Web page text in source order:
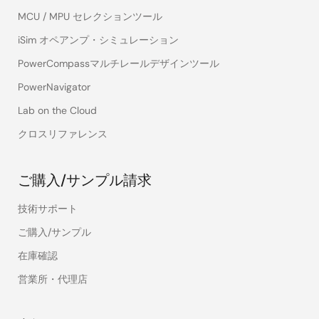
MCU / MPU セレクションツール
iSim オペアンプ・シミュレーション
PowerCompassマルチレールデザインツール
PowerNavigator
Lab on the Cloud
クロスリファレンス
ご購入/サンプル請求
技術サポート
ご購入/サンプル
在庫確認
営業所・代理店